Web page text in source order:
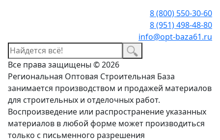
8 (800) 550-30-60
8 (951) 498-48-80
info@opt-baza61.ru
Все права защищены © 2026
Региональная Оптовая Строительная База
занимается производством и продажей материалов
для строительных и отделочных работ.
Воспроизведение или распространение указанных
материалов в любой форме может производиться
только с письменного разрешения